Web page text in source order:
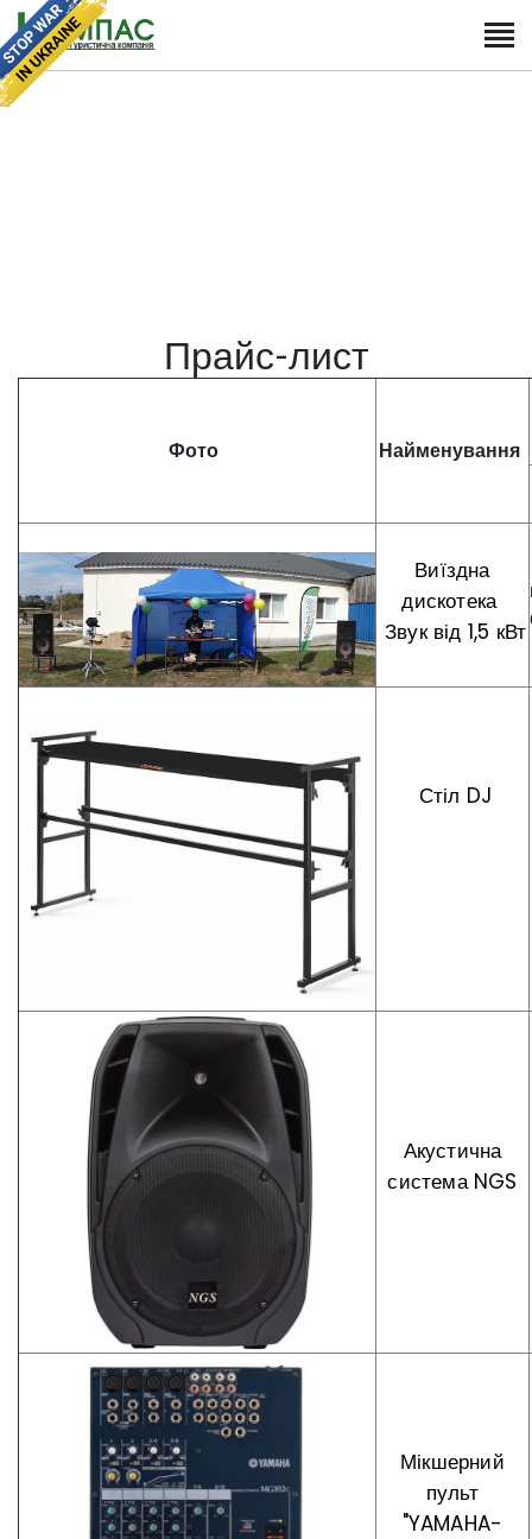
Прайс-лист
Фото Найменування
Виїздна
дискотека
Звук від 1,5 кВт
Стіл DJ
Акустична
система NGS
Мікшерний
пульт
"YAMAHA-